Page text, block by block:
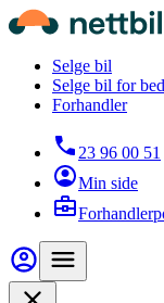
Hopp til hovedinnhold
Nettbil
Selge bil
Selge bil for
Forhandler
23 96 00 51
Min side
Min side